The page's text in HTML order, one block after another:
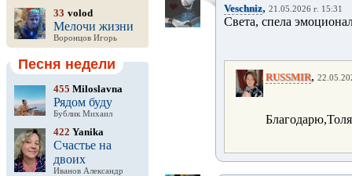
33 volod
Мелочи жизни
Воронцов Игорь
Песня недели
455 Miloslavna
Рядом буду
Бублик Михаил
422 Yanika
Счастье на
двоих
Иванов Александр
Veschniz, 21.05.2026 г. 15:31
Света, спела
RUSSMIR,